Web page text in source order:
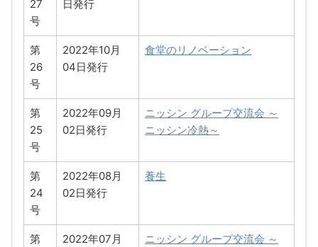
27
号
日発行
第
26
号
2022年10月
04日発行
食堂のリノベーション
第
25
号
2022年09月
02日発行
ニッシン グループ交流会 ～
ニッシン冷熱～
第
24
号
2022年08月
02日発行
養生
第
2022年07月
ニッシン グループ交流会 ～